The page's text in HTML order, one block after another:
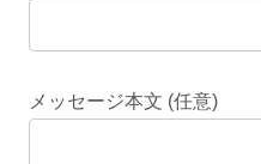
メッセージ本文 (任意)